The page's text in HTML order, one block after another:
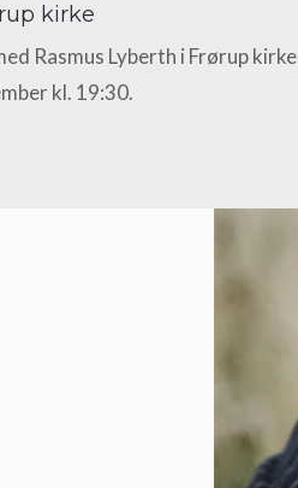
kirke
Rasmus Lyberth i Frørup kirke
kl. 19:30.